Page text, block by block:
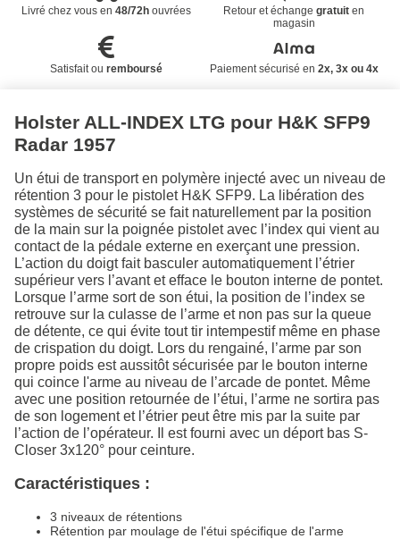
Livré chez vous en 48/72houvrées Retour et échangegratuit en
magasin
Satisfait ou remboursé Paiement sécurisé en 2x, 3x ou 4x
Holster ALL-INDEX LTG pour H&K SFP9
Radar 1957
Un étui de transport en polymère injecté avec un niveau de
rétention 3 pour le pistolet H&K SFP9. La libération des
systèmes de sécurité se fait naturellement par la position
de la main sur la poignée pistolet avec l’index qui vient au
contact de la pédale externe en exerçant une pression.
L’action du doigt fait basculer automatiquement l’étrier
supérieur vers l’avant et efface le bouton interne de pontet.
Lorsque l’arme sort de son étui, la position de l’index se
retrouve sur la culasse de l’arme et non pas sur la queue
de détente, ce qui évite tout tir intempestif même en phase
de crispation du doigt. Lors du rengainé, l’arme par son
propre poids est aussitôt sécurisée par le bouton interne
qui coince l'arme au niveau de l’arcade de pontet. Même
avec une position retournée de l’étui, l’arme ne sortira pas
de son logement et l’étrier peut être mis par la suite par
l’action de l’opérateur. Il est fourni avec un déport bas S-
Closer 3x120° pour ceinture.
Caractéristiques :
3 niveaux de rétentions
Rétention par moulage de l'étui spécifique de l'arme